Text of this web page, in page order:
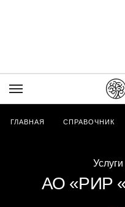
ГЛАВНАЯ СПРАВОЧНИК
АО «РИР